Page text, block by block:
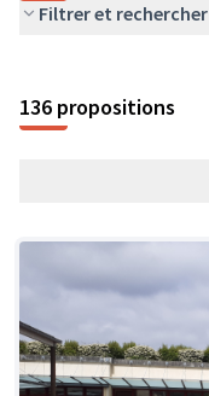
Filtrer et rechercher
136 propositions